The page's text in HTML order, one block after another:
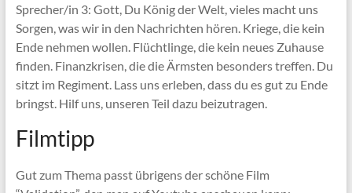
Sprecher/in 3: Gott, Du König der Welt, vieles macht uns
Sorgen, was wir in den Nachrichten hören. Kriege, die kein
Ende nehmen wollen. Flüchtlinge, die kein neues Zuhause
finden. Finanzkrisen, die die Ärmsten besonders treffen. Du
sitzt im Regiment. Lass uns erleben, dass du es gut zu Ende
bringst. Hilf uns, unseren Teil dazu beizutragen.
Filmtipp
Gut zum Thema passt übrigens der schöne Film